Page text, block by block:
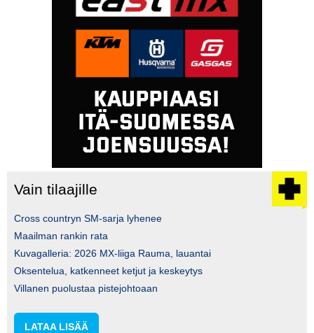
Vain tilaajille
Cross countryn SM-sarja lyhenee
Maailman rankin rata
Kuvagalleria: 2026 MX-liiga Rauma, lauantai
Oksentelua, katkenneet ketjut ja keskeytys
Villanen puolustaa pistejohtoaan
LATAA LISÄÄ